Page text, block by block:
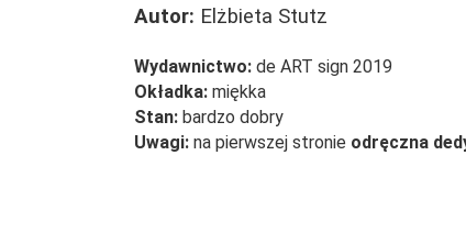
Autor: Elżbieta Stutz
Wydawnictwo: de ART sign 2019
Okładka: miękka
Stan: bardzo dobry
Uwagi: na pierwszej stronie odręczna